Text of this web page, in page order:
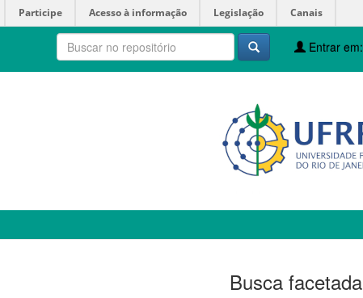
Participe Acesso à informação Legislação Canais
Entrar em:
Busca facetada